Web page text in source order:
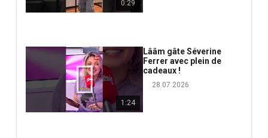
0:29
1:24
Lââm gâte Séverine
Ferrer avec plein de
cadeaux !
28.07.2026